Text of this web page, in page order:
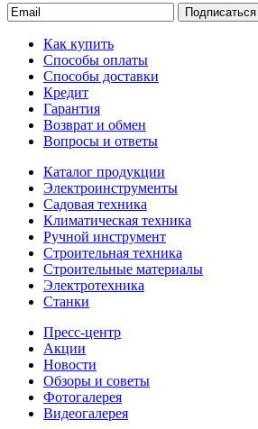
Подписаться
Как купить
Способы оплаты
Способы доставки
Кредит
Гарантия
Возврат и обмен
Вопросы и ответы
Каталог продукции
Электроинструменты
Садовая техника
Климатическая техника
Ручной инструмент
Строительная техника
Строительные материалы
Электротехника
Станки
Пресс-центр
Акции
Новости
Обзоры и советы
Фотогалерея
Видеогалерея